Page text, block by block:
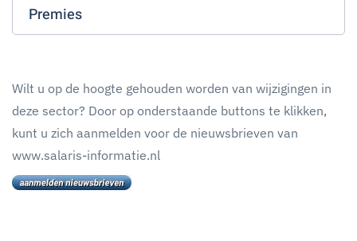
Premies
Wilt u op de hoogte gehouden worden van wijzigingen in
deze sector? Door op onderstaande buttons te klikken,
kunt u zich aanmelden voor de nieuwsbrieven van
www.salaris-informatie.nl